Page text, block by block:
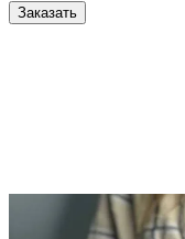
Заказать